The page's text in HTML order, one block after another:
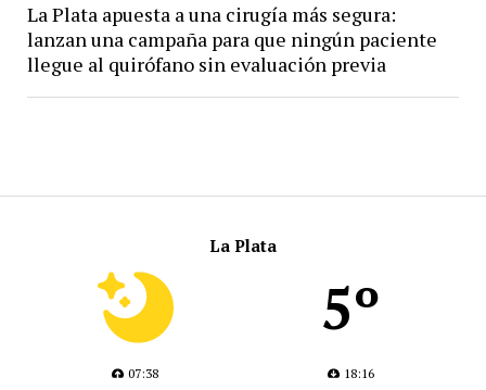
La Plata
5º
07:38
18:16
La Plata apuesta a una cirugía más segura:
lanzan una campaña para que ningún paciente
llegue al quirófano sin evaluación previa